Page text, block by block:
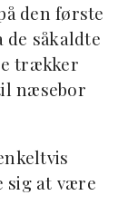
den første
såkaldte
trækker
næsebor
sig at være